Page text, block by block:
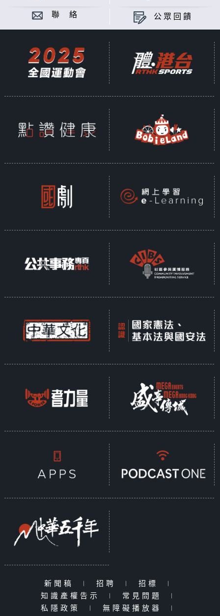
聯 絡 公眾回饋
新聞稿 | 招聘 | 招標
|
知識產權告示
| 常見問題
|
私隱政策
| 無障礙播放器 |